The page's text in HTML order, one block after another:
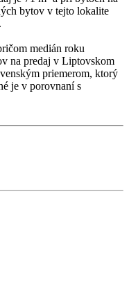
bytov v tejto lokalite
medián roku
na predaj v Liptovskom
priemerom, ktorý
je v porovnaní s